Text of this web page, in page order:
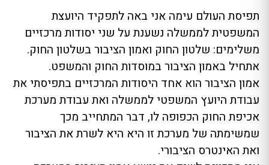
תפיסת העולם עימה אני באה לתפקיד היועצת
המשפטית לממשלה נשענת על שני יסודות מרכזיים
משלימים: שלטון החוק ואמון הציבור בשלטון החוק.
אתחיל באמון הציבור במוסדות החוק והמשפט.
אמון הציבור הוא אחד היסודות המרכזיים בתפיסתי את
עבודת היועץ המשפטי לממשלה ואת עבודת מערכת
אכיפת החוק הכפופה לו, דבר המתחייב מכך
שמשימתה של מערכת זו היא היא לשרת את הציבור
ואת האינטרס הציבורי.